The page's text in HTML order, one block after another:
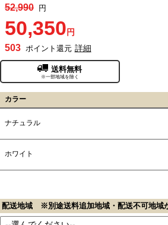
52,990 円
50,350円
503 ポイント還元 詳細
送料無料
※一部地域を除く
カラー
ナチュラル
ホワイト
配送地域 ※別途送料追加地域・配送不可地域